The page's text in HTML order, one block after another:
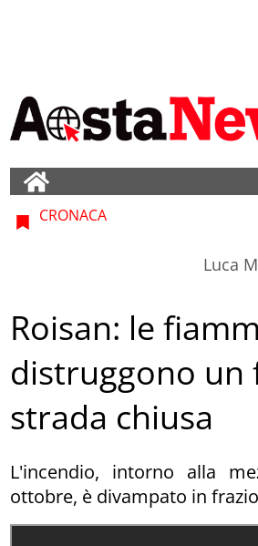
CRONACA
Luca
Roisan: le
distruggono un
strada chiusa
L'incendio, intorno alla
ottobre, è divampato in